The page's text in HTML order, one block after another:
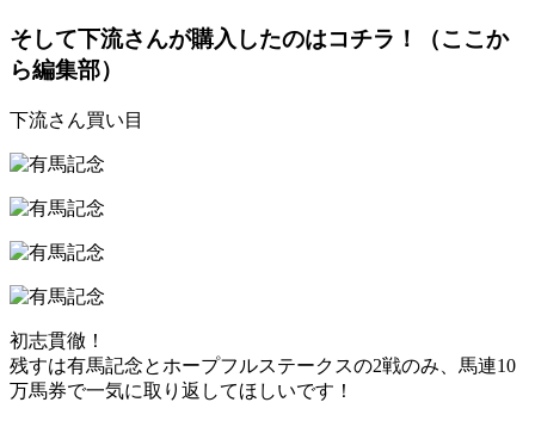
そして下流さんが購入したのはコチラ！（ここか
ら編集部）
下流さん買い目
初志貫徹！
残すは有馬記念とホープフルステークスの2戦のみ、馬連10
万馬券で一気に取り返してほしいです！